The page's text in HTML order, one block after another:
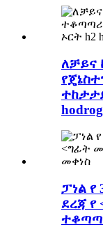
ለቻይና
ፓነል የ
ደረጃ የ